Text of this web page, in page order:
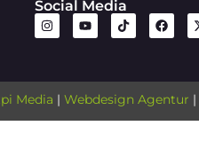
Social Media
Media | Webdesign Agentur |